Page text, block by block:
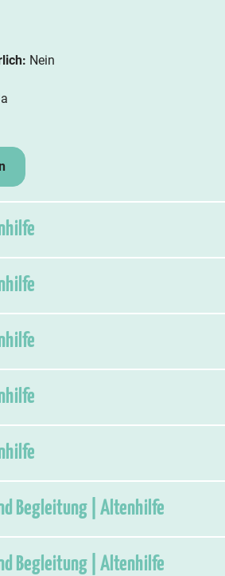
Nein
Begleitung | Altenhilfe
Begleitung | Altenhilfe